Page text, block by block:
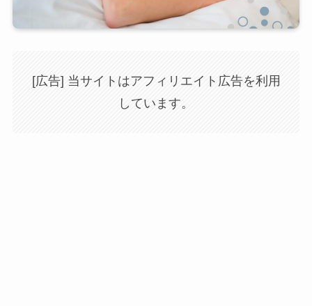
[広告] 当サイトはアフィリエイト広告を利用
しています。